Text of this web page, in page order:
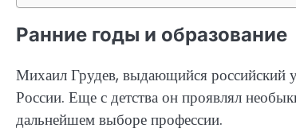
Ранние годы и образование
Михаил Грудев, выдающийся российский
России. Еще с детства он проявлял
дальнейшем выборе профессии.